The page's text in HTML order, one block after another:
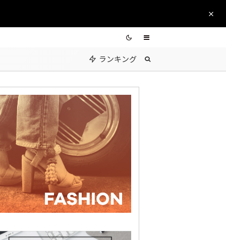
ランキング